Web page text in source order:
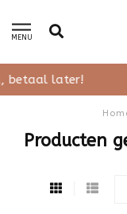
MENU
Producten